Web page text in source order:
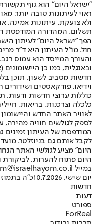
"ישראל היום" הוא גוף
ראוי לעיתונות טובה יותר,
ולא צועקת. עיתונות אמינה,
הפך "ישראל היום" לעיתון
חול. מו"ל העיתון היא ד"ר
והעורך המייסד הוא עמוס
חדשות מסביב לשעון, תוכן
וידיאו, פודקאסטים
כוללות ערוצי חדשות ודעות,
לאוויר האתר החדש
לספק לגולשים חוויה מהירה,
המודפסת של העיתון זמינים
לקבל אותם גם בניוזלטר.
היום" מציע לגולשי האתר
היום פתוח להערות, לביקורת
במייל hayom@israelhayom.co.il.
יום שישי, 10.7.2026
כ"ה
חדשות
דעות
ספורט
ForReal